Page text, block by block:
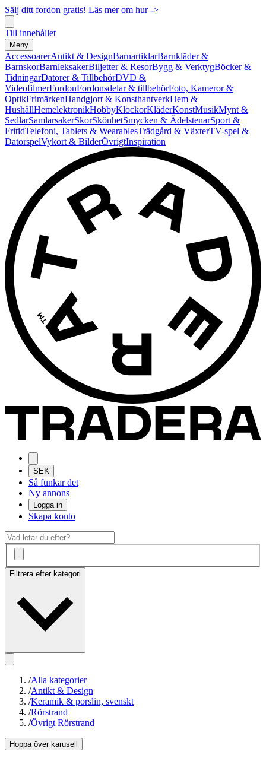
Sälj ditt fordon gratis! Läs mer om hur ->
Till innehållet
Meny
AccessoarerAntikt & DesignBarnartiklarBarnkläder &
BarnskorBarnleksakerBiljetter & ResorBygg & VerktygBöcker &
TidningarDatorer & TillbehörDVD &
VideofilmerFordonFordonsdelar & tillbehörFoto, Kameror &
OptikFrimärkenHandgjort & KonsthantverkHem &
HushållHemelektronikHobbyKlockorKläderKonstMusikMynt &
SedlarSamlarsakerSkorSkönhetSmycken & ÄdelstenarSport &
FritidTelefoni, Tablets & WearablesTrädgård & VäxterTV-spel &
DatorspelVykort & BilderÖvrigtInspiration
SEK
Så funkar det
Ny annons
Logga in
Skapa konto
Filtrera efter kategori
/Alla kategorier
/Antikt & Design
/Keramik & porslin, svenskt
/Rörstrand
/Övrigt Rörstrand
Hoppa över karusell